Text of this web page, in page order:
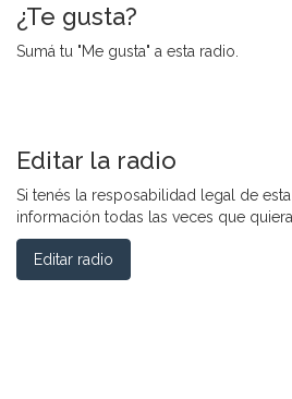
¿Te gusta?
Sumá tu "Me gusta" a esta radio.
Editar la radio
Si tenés la resposabilidad legal de
información todas las veces que
Editar radio